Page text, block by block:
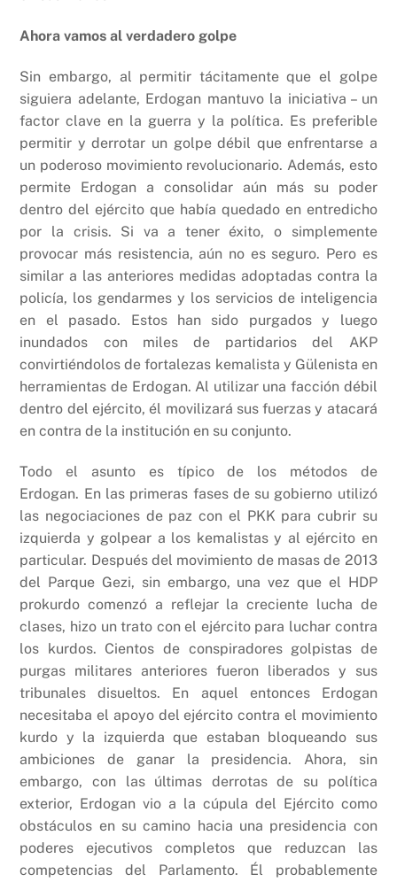
Ahora vamos al verdadero golpe
Sin embargo, al permitir tácitamente que el golpe
siguiera adelante, Erdogan mantuvo la iniciativa – un
factor clave en la guerra y la política. Es preferible
permitir y derrotar un golpe débil que enfrentarse a
un poderoso movimiento revolucionario. Además, esto
permite Erdogan a consolidar aún más su poder
dentro del ejército que había quedado en entredicho
por la crisis. Si va a tener éxito, o simplemente
provocar más resistencia, aún no es seguro. Pero es
similar a las anteriores medidas adoptadas contra la
policía, los gendarmes y los servicios de inteligencia
en el pasado. Estos han sido purgados y luego
inundados con miles de partidarios del AKP
convirtiéndolos de fortalezas kemalista y Gülenista en
herramientas de Erdogan. Al utilizar una facción débil
dentro del ejército, él movilizará sus fuerzas y atacará
en contra de la institución en su conjunto.
Todo el asunto es típico de los métodos de
Erdogan. En las primeras fases de su gobierno utilizó
las negociaciones de paz con el PKK para cubrir su
izquierda y golpear a los kemalistas y al ejército en
particular. Después del movimiento de masas de 2013
del Parque Gezi, sin embargo, una vez que el HDP
prokurdo comenzó a reflejar la creciente lucha de
clases, hizo un trato con el ejército para luchar contra
los kurdos. Cientos de conspiradores golpistas de
purgas militares anteriores fueron liberados y sus
tribunales disueltos. En aquel entonces Erdogan
necesitaba el apoyo del ejército contra el movimiento
kurdo y la izquierda que estaban bloqueando sus
ambiciones de ganar la presidencia. Ahora, sin
embargo, con las últimas derrotas de su política
exterior, Erdogan vio a la cúpula del Ejército como
obstáculos en su camino hacia una presidencia con
poderes ejecutivos completos que reduzcan las
competencias del Parlamento. Él probablemente